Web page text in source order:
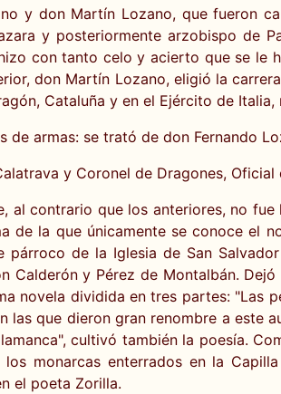
y don Martín Lozano, que fueron
y posteriormente arzobispo de
con tanto celo y acierto que se le
don Martín Lozano, eligió la
Cataluña y en el Ejército de
armas: se trató de don Fernando
y Coronel de Dragones,
al contrario que los anteriores, no
de la que únicamente se conoce el
de la Iglesia de San
Calderón y Pérez de Montalbán.
novela dividida en tres partes: "Las
que dieron gran renombre a este
cultivó también la poesía.
monarcas enterrados en la
el poeta Zorilla.